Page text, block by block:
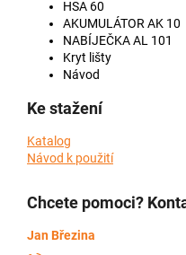
HSA 60
AKUMULÁTOR AK 10
NABÍJEČKA AL 101
Kryt lišty
Návod
Ke stažení
Katalog
Návod k použití
Chcete pomoci?
Jan Březina